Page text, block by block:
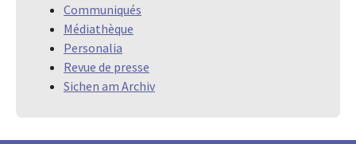
Communiqués
Médiathèque
Personalia
Revue de presse
Sichen am Archiv